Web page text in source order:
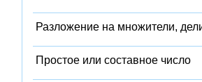
Разложение на множители,
Простое или составное число